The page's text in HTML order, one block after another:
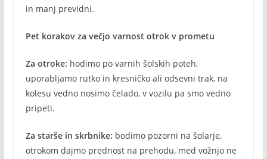
in manj previdni.
Pet korakov za večjo varnost otrok v prometu
Za otroke: hodimo po varnih šolskih poteh,
uporabljamo rutko in kresničko ali odsevni trak, na
kolesu vedno nosimo čelado, v vozilu pa smo vedno
pripeti.
Za starše in skrbnike: bodimo pozorni na šolarje,
otrokom dajmo prednost na prehodu, med vožnjo ne